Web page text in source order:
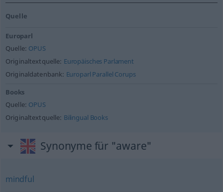
Quelle
Europarl
Quelle: OPUS
Originaltextquelle: Europäisches Parlament
Originaldatenbank: Europarl Parallel Corups
Books
Quelle: OPUS
Originaltextquelle: Bilingual Books
Synonyme für "aware"
mindful